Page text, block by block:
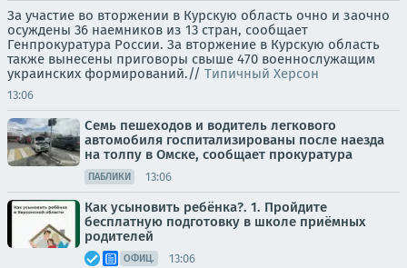
За участие во вторжении в Курскую область очно и заочно
осуждены 36 наемников из 13 стран, сообщает
Генпрокуратура России. За вторжение в Курскую область
также вынесены приговоры свыше 470 военнослужащим
украинских формирований.// Типичный Херсон
13:06
Семь пешеходов и водитель легкового
автомобиля госпитализированы после наезда
на толпу в Омске, сообщает прокуратура
ПАБЛИКИ 13:06
Как усыновить ребёнка?. 1. Пройдите
бесплатную подготовку в школе приёмных
родителей
ОФИЦ. 13:06